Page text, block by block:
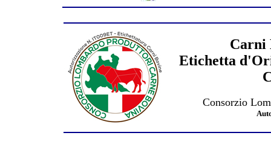
Carni
Etichetta
Consorzio